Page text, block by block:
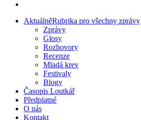
AktuálněRubrika pro všechny zprávy
Zprávy
Glosy
Rozhovory
Recenze
Mladá krev
Festivaly
Blogy
Časopis Loutkář
Předplatné
O nás
Kontakt